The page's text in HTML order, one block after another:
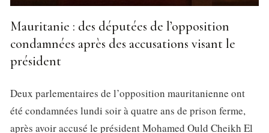
Mauritanie : des députées de l’opposition
condamnées après des accusations visant le
président
Deux parlementaires de l’opposition mauritanienne ont
été condamnées lundi soir à quatre ans de prison ferme,
après avoir accusé le président Mohamed Ould Cheikh El